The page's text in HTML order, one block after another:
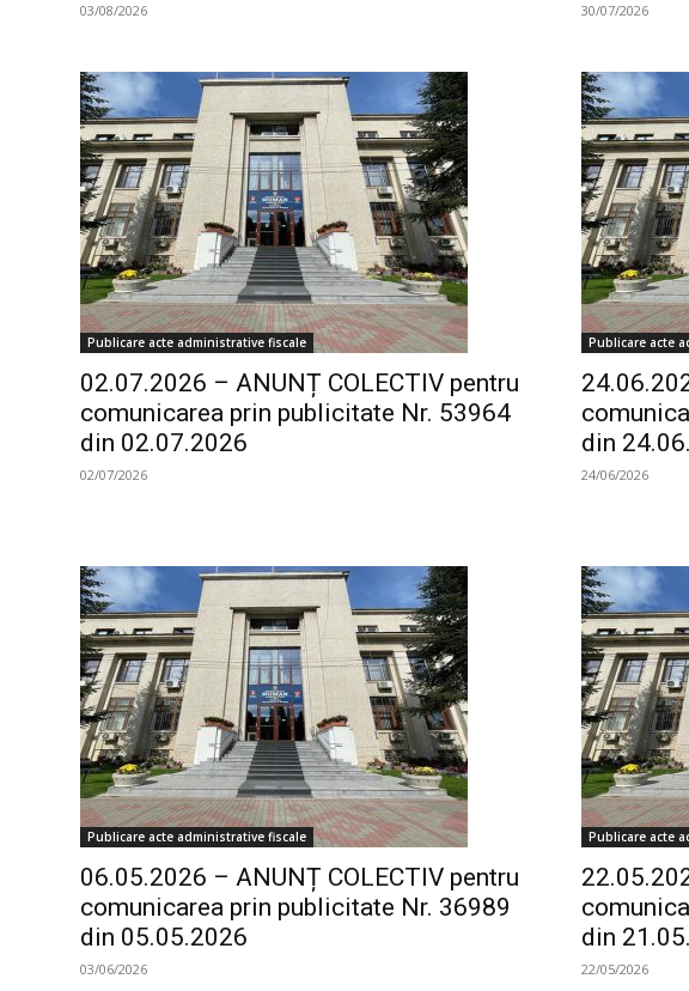
03/08/2026 30/07/2026
Publicare acte administrative fiscale
02.07.2026 – ANUNȚ COLECTIV pentru
comunicarea prin publicitate Nr. 53964
din 02.07.2026
02/07/2026
Publicare acte
din
24/06/2026
Publicare acte administrative fiscale
06.05.2026 – ANUNȚ COLECTIV pentru
comunicarea prin publicitate Nr. 36989
din 05.05.2026
03/06/2026
Publicare acte
din
22/05/2026